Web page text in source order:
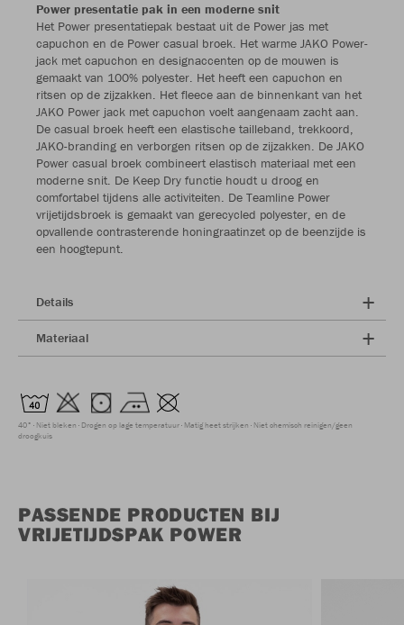
Power presentatie pak in een moderne snit
Het Power presentatiepak bestaat uit de Power jas met
capuchon en de Power casual broek. Het warme JAKO Power-
jack met capuchon en designaccenten op de mouwen is
gemaakt van 100% polyester. Het heeft een capuchon en
ritsen op de zijzakken. Het fleece aan de binnenkant van het
JAKO Power jack met capuchon voelt aangenaam zacht aan.
De casual broek heeft een elastische tailleband, trekkoord,
JAKO-branding en verborgen ritsen op de zijzakken. De JAKO
Power casual broek combineert elastisch materiaal met een
moderne snit. De Keep Dry functie houdt u droog en
comfortabel tijdens alle activiteiten. De Teamline Power
vrijetijdsbroek is gemaakt van gerecycled polyester, en de
opvallende contrasterende honingraatinzet op de beenzijde is
een hoogtepunt.
Details
Materiaal
40° Niet bleken Drogen op lage temperatuur Matig heet strijken Niet chemisch reinigen/geen
droogkuis
PASSENDE PRODUCTEN BIJ
VRIJETIJDSPAK POWER